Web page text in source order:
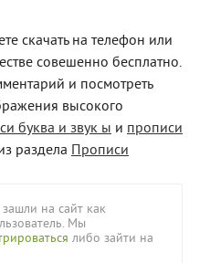
скачать на телефон или
совешенно бесплатно.
и посмотреть
высокого
буква и звук ы и прописи
раздела Прописи
на сайт как
Мы
либо зайти на